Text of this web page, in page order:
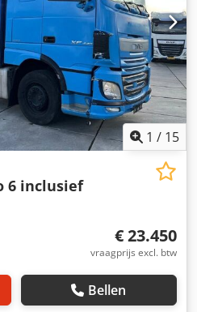
1 / 15
6 inclusief
€ 23.450
vraagprijs excl. btw
Bellen